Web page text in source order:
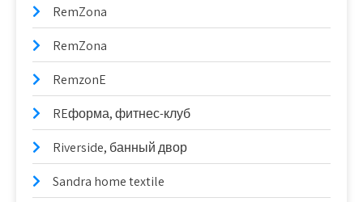
RemZona
RemZona
RemzonE
REформа, фитнес-клуб
Riverside, банный двор
Sandra home textile